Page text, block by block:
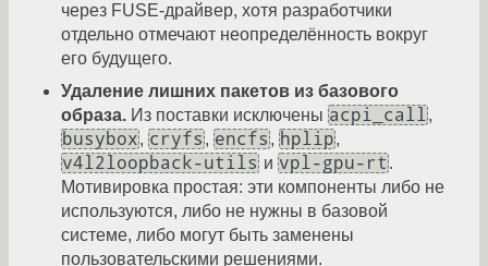
через FUSE-драйвер, хотя разработчики
отдельно отмечают неопределённость вокруг
его будущего.
Удаление лишних пакетов из базового
образа. Из поставки исключены acpi_call,
busybox, cryfs , encfs , hplip,
v4l2loopback-utils и vpl-gpu-rt .
Мотивировка простая: эти компоненты либо не
используются, либо не нужны в базовой
системе, либо могут быть заменены
пользовательскими решениями.